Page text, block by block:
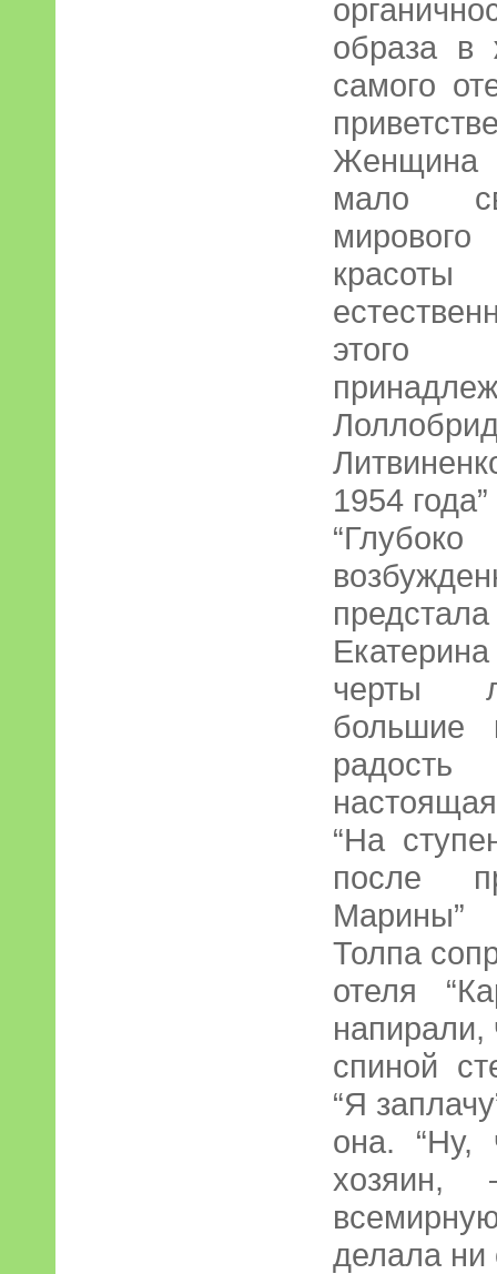
образа в
самого
Женщина
мало
этого
1954 года”
черты
большие
“На
после
Марины”
Толпа
отеля
напирали,
спиной
“Я
она. “Ну,
делала ни